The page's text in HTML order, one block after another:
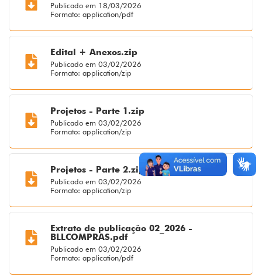
Publicado em 18/03/2026
Formato: application/pdf
Edital + Anexos.zip
Publicado em 03/02/2026
Formato: application/zip
Projetos - Parte 1.zip
Publicado em 03/02/2026
Formato: application/zip
Projetos - Parte 2.zip
Publicado em 03/02/2026
Formato: application/zip
Extrato de publicação 02_2026 -
BLLCOMPRAS.pdf
Publicado em 03/02/2026
Formato: application/pdf